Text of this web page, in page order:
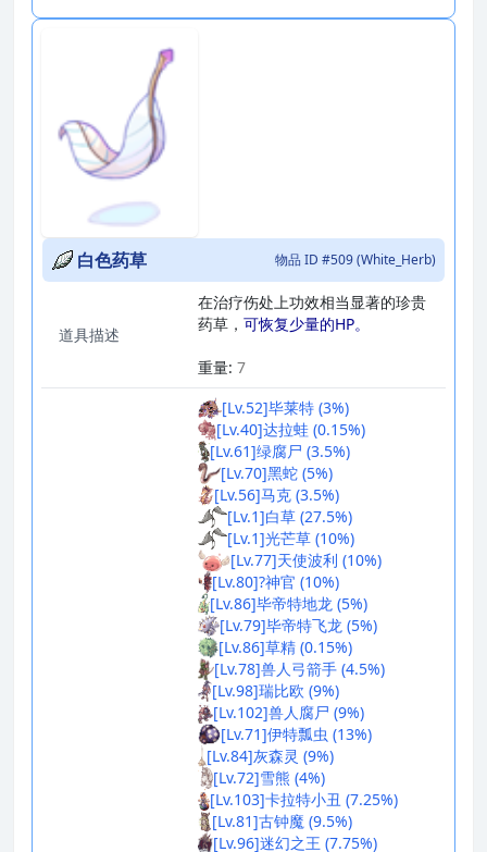
白色药草 物品 ID #509 (White_Herb)
道具描述
在治疗伤处上功效相当显著的珍贵
药草， 可恢复少量的HP。
重量: 7
[Lv.52]毕莱特 (3%)
[Lv.40]达拉蛙 (0.15%)
[Lv.61]绿腐尸 (3.5%)
[Lv.70]黑蛇 (5%)
[Lv.56]马克 (3.5%)
[Lv.1]白草 (27.5%)
[Lv.1]光芒草 (10%)
[Lv.77]天使波利 (10%)
[Lv.80]?神官 (10%)
[Lv.86]毕帝特地龙 (5%)
[Lv.79]毕帝特飞龙 (5%)
[Lv.86]草精 (0.15%)
[Lv.78]兽人弓箭手 (4.5%)
[Lv.98]瑞比欧 (9%)
[Lv.102]兽人腐尸 (9%)
[Lv.71]伊特瓢虫 (13%)
[Lv.84]灰森灵 (9%)
[Lv.72]雪熊 (4%)
[Lv.103]卡拉特小丑 (7.25%)
[Lv.81]古钟魔 (9.5%)
[Lv.96]迷幻之王 (7.75%)